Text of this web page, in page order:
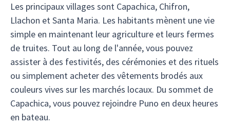
Les principaux villages sont Capachica, Chifron,
Llachon et Santa Maria. Les habitants mènent une vie
simple en maintenant leur agriculture et leurs fermes
de truites. Tout au long de l'année, vous pouvez
assister à des festivités, des cérémonies et des rituels
ou simplement acheter des vêtements brodés aux
couleurs vives sur les marchés locaux. Du sommet de
Capachica, vous pouvez rejoindre Puno en deux heures
en bateau.